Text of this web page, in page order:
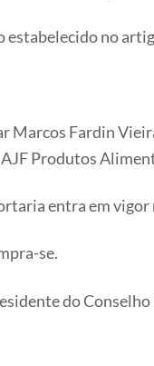
estabelecido no
Marcos Fardin
AJF Produtos
entra em
se.
do